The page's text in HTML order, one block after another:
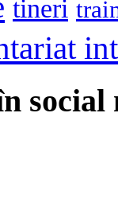
tineri
social